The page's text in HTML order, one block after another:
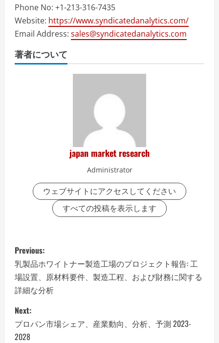
Phone No: +1-213-316-7435
Website: https://www.syndicatedanalytics.com/
Email Address: sales@syndicatedanalytics.com
著者について
japan market research
Administrator
ウェブサイトにアクセスしてください
すべての投稿を表示します
P
o
s
t
n
Previous:
乳製品ホワイトナー製造工場のプロジェクト報告: 工
場設置、原材料要件、製造工程、および財務に関する
詳細な分析
Next:
プロパン市場シェア、産業動向、分析、予測 2023-
2028